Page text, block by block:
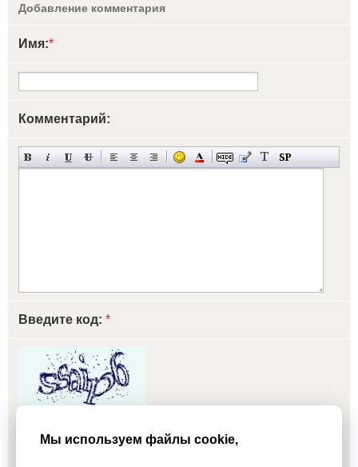
Добавление комментария
Имя:*
Комментарий:
Введите код: *
Мы используем файлы cookie,